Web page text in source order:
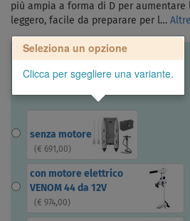
più ampia a forma di D per aumentare
leggero, facile da preparare per l…
Seleziona un opzione
Clicca per sgegliere una variante.
senza motore
( € 691,00)
con motore elettrico
VENOM 44 da 12V
( € 974,00)